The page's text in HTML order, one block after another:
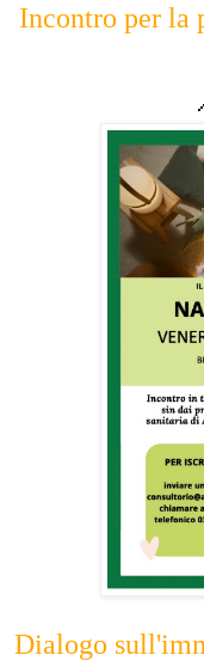
Incontro per la
Dialogo